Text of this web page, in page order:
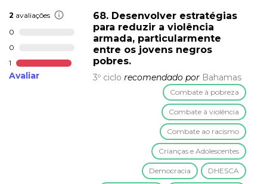
2 avaliações
0
0
1
Avaliar
68. Desenvolver estratégias
para reduzir a violência
armada, particularmente
entre os jovens negros
pobres.
3º ciclo recomendado por Bahamas
Combate à pobreza
Combate à violência
Combate ao racismo
Crianças e Adolescentes
Democracia DHESCA